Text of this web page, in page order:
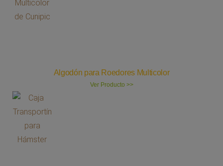
Algodón para Roedores Multicolor
Ver Producto >>